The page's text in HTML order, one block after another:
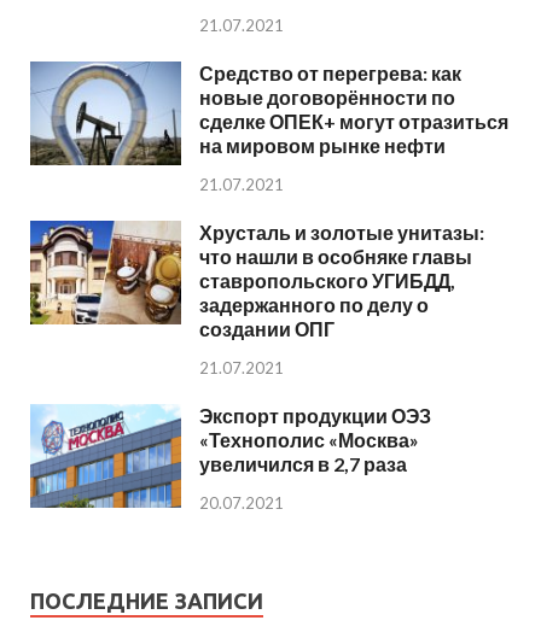
21.07.2021
Средство от перегрева: как
новые договорённости по
сделке ОПЕК+ могут отразиться
на мировом рынке нефти
21.07.2021
Хрусталь и золотые унитазы:
что нашли в особняке главы
ставропольского УГИБДД,
задержанного по делу о
создании ОПГ
21.07.2021
Экспорт продукции ОЭЗ
«Технополис «Москва»
увеличился в 2,7 раза
20.07.2021
ПОСЛЕДНИЕ ЗАПИСИ